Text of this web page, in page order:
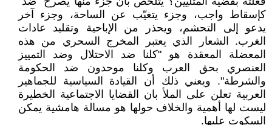
كإسقاط واجب، وجزء يتغيّب عن الساحة، وجزء آخر
يدعو إلى التحشم، ويحذر من الإباحية وتقليد عادات
الغرب. الشعار الذي يعتبر المخرج السحري من هذه
المعضلة المعقدة هو "كلنا ضد الاحتلال وضد التمييز
العنصري بحق العرب وكلنا موحدون ضد الحكومة
والشرطة". ويعني ذلك أن القيادة السياسية للجماهير
العربية تعلن على الملأ بان القضايا الاجتماعية الخطيرة
ليست لها أهمية والخلاف حولها هو مسالة هامشية يمكن
السكوت عليها.